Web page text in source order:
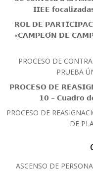
𝗜𝗜𝗘𝗘
𝗥𝗢𝗟 𝗗𝗘
«𝗖𝗔𝗠𝗣𝗘𝗢́𝗡 𝗗𝗘
PROCESO DE
PRUEBA
𝗣𝗥𝗢𝗖𝗘𝗦𝗢 𝗗𝗘
𝟭𝟬 – 𝗖𝘂𝗮𝗱𝗿𝗼
PROCESO DE
DE
ASCENSO DE